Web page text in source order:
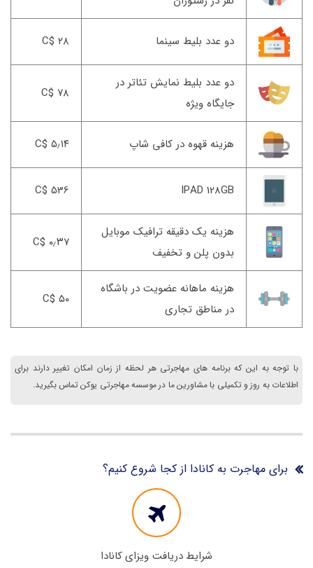
دو عدد بلیط سینما ۲۸ $C
دو عدد بلیط نمایش تئاتر در
جایگاه ویژه
۷۸ $C
هزینه قهوه در کافی شاپ ۵٫۱۴ $C
IPAD 128GB
536 $C
هزینه یک دقیقه ترافیک موبایل
بدون پلن و تخفیف
۰٫۳۷ $C
هزینه ماهانه عضویت در باشگاه
در مناطق تجاری
۵۰ $C
با توجه به این که برنامه های مهاجرتی هر لحظه از زمان امکان تغییر دارند برای
اطلاعات به روز و تکمیلی با مشاورین ما در موسسه مهاجرتی یوکن تماس بگیرید.
برای مهاجرت به کانادا از کجا شروع کنیم؟
شرایط دریافت ویزای کانادا